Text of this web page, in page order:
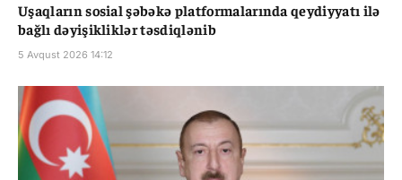
Uşaqların sosial şəbəkə platformalarında qeydiyyatı ilə
bağlı dəyişikliklər təsdiqlənib
5 Avqust 2026 14:12